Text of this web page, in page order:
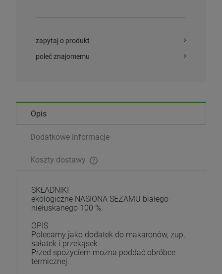
zapytaj o produkt
poleć znajomemu
Opis
Dodatkowe informacje
Koszty dostawy
SKŁADNIKI
ekologiczne NASIONA SEZAMU białego
niełuskanego 100 %.
OPIS
Polecamy jako dodatek do makaronów, zup,
sałatek i przekąsek.
Przed spożyciem można poddać obróbce
termicznej.